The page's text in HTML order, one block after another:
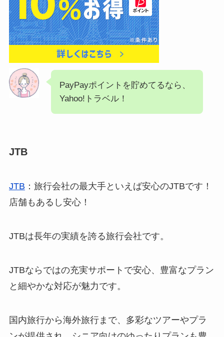
お得なキャンペーンや特典も豊富で、より快適な
旅行体験をサポートします。
PayPayポイントを貯めてるなら、
JTB
店舗もあるし安心！